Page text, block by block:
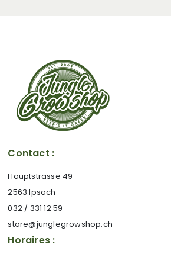
Contact :
Hauptstrasse 49
2563 Ipsach
032 / 331 12 59
store@junglegrowshop.ch
Horaires :